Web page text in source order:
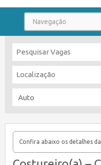
Confira abaixo os detalhes